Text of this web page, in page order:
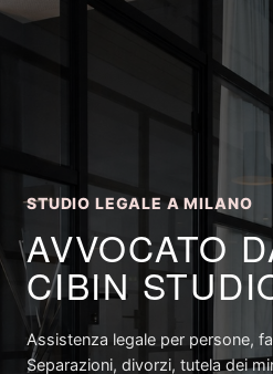
STUDIO LEGALE A MILANO
AVVOCATO
CIBIN
Assistenza legale per persone,
Separazioni, divorzi, tutela dei